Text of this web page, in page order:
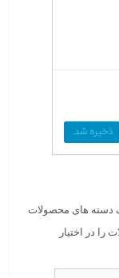
دسته های محصولات
در اختیار